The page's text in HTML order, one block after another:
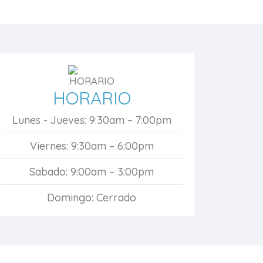
HORARIO
Lunes - Jueves: 9:30am – 7:00pm
Viernes: 9:30am – 6:00pm
Sabado: 9:00am – 3:00pm
Domingo: Cerrado